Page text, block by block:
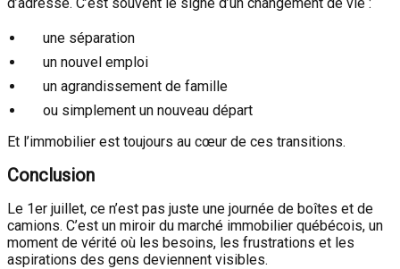
une séparation
un nouvel emploi
un agrandissement de famille
ou simplement un nouveau départ
Et l’immobilier est toujours au cœur de ces transitions.
Conclusion
Le 1er juillet, ce n’est pas juste une journée de boîtes et de
camions. C’est un miroir du marché immobilier québécois, un
moment de vérité où les besoins, les frustrations et les
aspirations des gens deviennent visibles.